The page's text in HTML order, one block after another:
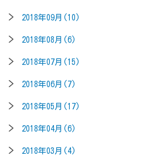
2018年09月(10)
2018年08月(6)
2018年07月(15)
2018年06月(7)
2018年05月(17)
2018年04月(6)
2018年03月(4)